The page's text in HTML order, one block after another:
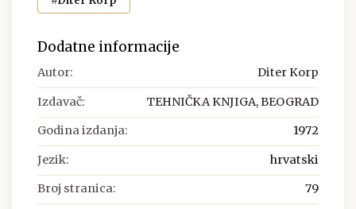
Dodatne informacije
Autor: Diter Korp
Izdavač: TEHNIČKA KNJIGA, BEOGRAD
Godina izdanja: 1972
Jezik: hrvatski
Broj stranica: 79